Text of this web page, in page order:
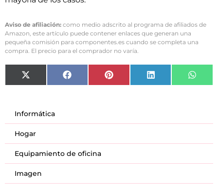
Aviso de afiliación: como medio adscrito al programa de afiliados de
Amazon, este artículo puede contener enlaces que generan una
pequeña comisión para componentes.es cuando se completa una
compra. El precio para el comprador no varía.
X
(Twitter)
Facebook Pinterest LinkedIn
Informática
Hogar
Equipamiento de oficina
Imagen